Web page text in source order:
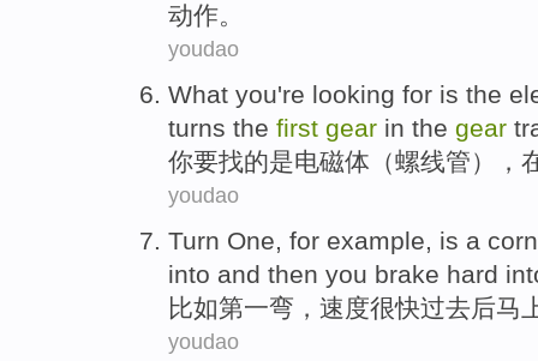
动作。
youdao
What you're looking for is the
turns the first gear in the gear
你要找的是电磁体 （螺线管），
youdao
Turn One, for example, is a
into and then you brake hard
比如第一弯 ， 速度很快过去后马
youdao